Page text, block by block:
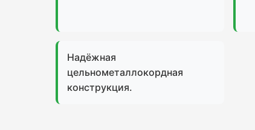
Надёжная
цельнометаллокордная
конструкция.